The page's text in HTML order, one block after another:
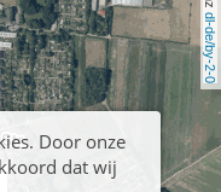
dl-de/by-2-0
Door onze
dat wij